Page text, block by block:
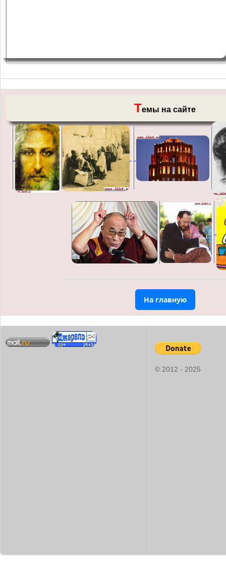
Темы на сайте
На главную
© 2012 - 2025